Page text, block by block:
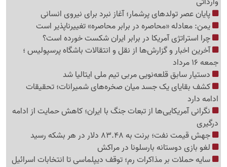
پایان عصر تولدهای پرشمار؛ آغاز نبرد برای نیروی انسانی
یمن: معادله «محاصره در برابر محاصره» تغییرناپذیر است
چرا استراتژی آمریکا در برابر ایران شکست خورده است؟
آخرین اخبار و گزارش‌ها از نقل و انتقالات باشگاه پرسپولیس ؛
جمعه 16 مرداد
دستیار سابق قلعه‌نویی مربی تیم ملی ایتالیا شد
کشف بقایای یک جسد میان صخره‌های شمیرانات؛ تحقیقات
ادامه دارد
نگرانی آمریکایی‌ها از تبعات جنگ با ایران؛ کاهش حمایت از ادامه
درگیری
جهش قیمت نفت؛ برنت به 83.48 دلار در هر بشکه رسید
لغو بازی دوستانه بارسلونا در مراکش
سایه حملات بر مذاکرات رم؛ توقف دیپلماسی تا انتخابات اسرائیل